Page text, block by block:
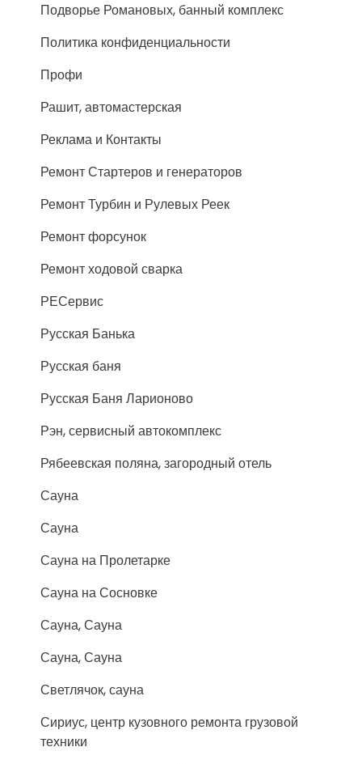
Подворье Романовых, банный комплекс
Политика конфиденциальности
Профи
Рашит, автомастерская
Реклама и Контакты
Ремонт Стартеров и генераторов
Ремонт Турбин и Рулевых Реек
Ремонт форсунок
Ремонт ходовой сварка
РЕСервис
Русская Банька
Русская баня
Русская Баня Ларионово
Рэн, сервисный автокомплекс
Рябеевская поляна, загородный отель
Сауна
Сауна
Сауна на Пролетарке
Сауна на Сосновке
Сауна, Сауна
Сауна, Сауна
Светлячок, сауна
Сириус, центр кузовного ремонта грузовой
техники